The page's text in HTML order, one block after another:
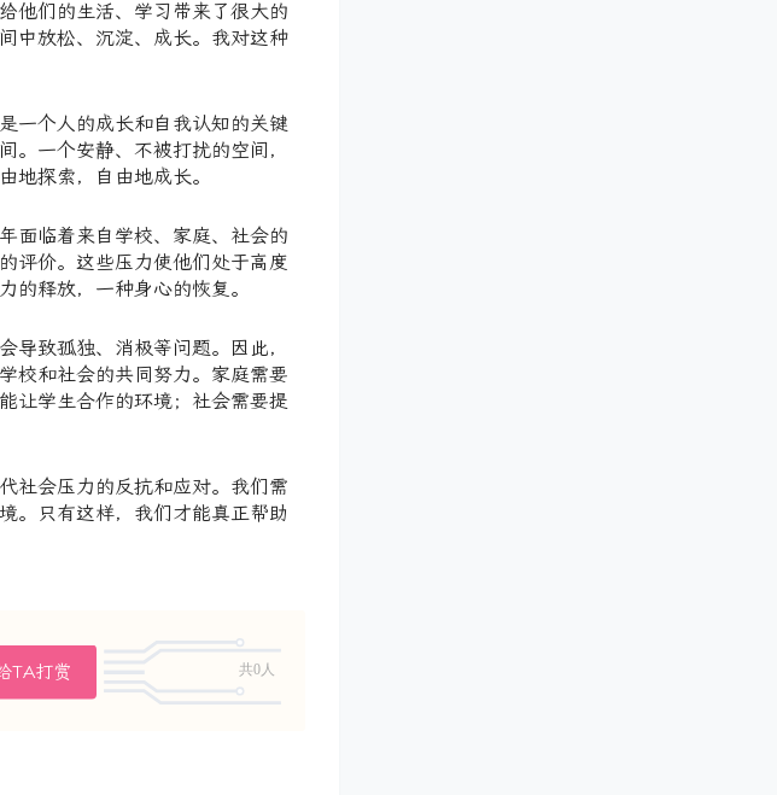
他们的生活、学习带来了很大的
中放松、沉淀、成长。我对这种
一个人的成长和自我认知的关键
一个安静、不被打扰的空间，
地探索，自由地成长。
面临着来自学校、家庭、社会的
评价。这些压力使他们处于高度
的释放，一种身心的恢复。
致孤独、消极等问题。因此，
校和社会的共同努力。家庭需要
让学生合作的环境；社会需要提
社会压力的反抗和应对。我们需
。只有这样，我们才能真正帮助
TA打赏
共0人